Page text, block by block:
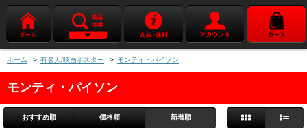
ホーム > 有名人/映画ポスター > モンティ・パイソン
モンティ・パイソン
おすすめ順 価格順 新着順